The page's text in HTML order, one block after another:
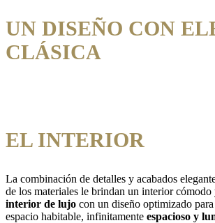
UN DISEÑO CON
CLÁSICA
EL INTERIOR
La combinación de detalles y acabados
de los materiales le brindan un interior
interior de lujo con un diseño optimizado
espacio habitable, infinitamente espacioso y